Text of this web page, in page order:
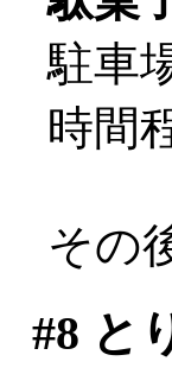
駐車
時間
その
#8 と